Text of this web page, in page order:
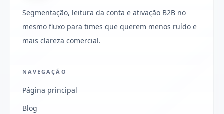
Segmentação, leitura da conta e ativação B2B no
mesmo fluxo para times que querem menos ruído e
mais clareza comercial.
NAVEGAÇÃO
Página principal
Blog